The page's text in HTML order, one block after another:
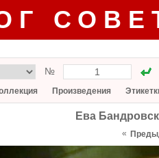
№
Произведения
Ева
«